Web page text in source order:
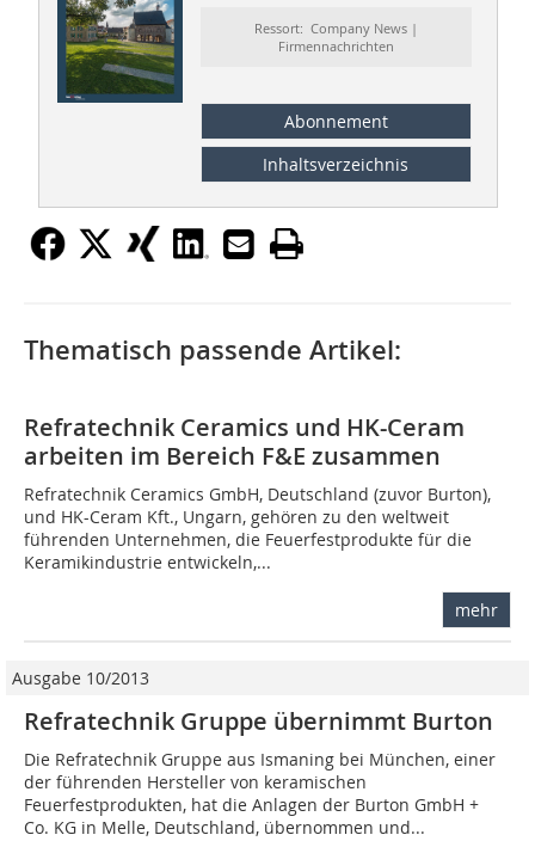
Ressort: Company News |
Firmennachrichten
Abonnement
Inhaltsverzeichnis
Thematisch passende Artikel:
Refratechnik Ceramics und HK-Ceram
arbeiten im Bereich F&E zusammen
Refratechnik Ceramics GmbH, Deutschland (zuvor Burton),
und HK-Ceram Kft., Ungarn, gehören zu den weltweit
führenden Unternehmen, die Feuerfestprodukte für die
Keramikindustrie entwickeln,...
mehr
Ausgabe 10/2013
Refratechnik Gruppe übernimmt Burton
Die Refratechnik Gruppe aus Ismaning bei München, einer
der führenden Hersteller von keramischen
Feuerfestprodukten, hat die Anlagen der Burton GmbH +
Co. KG in Melle, Deutschland, übernommen und...